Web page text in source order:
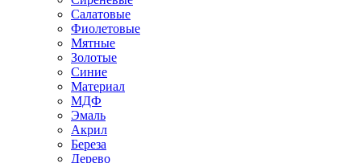
Салатовые
Фиолетовые
Мятные
Золотые
Синие
Материал
МДФ
Эмаль
Акрил
Береза
Дерево